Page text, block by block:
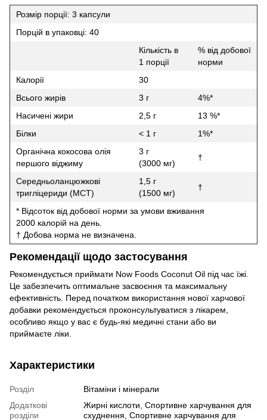
Розмір порції: 3 капсули
Порцій в упаковці: 40
Кількість в
1 порції
% від добової
норми
Калорії
30
Всього жирів
3 г
4%*
Насичені жири
2,5 г
13 %*
Білки
< 1 г
1%*
Органічна кокосова олія
першого віджиму
3 г
(3000 мг)
†
Середньоланцюжкові
тригліцериди (MCT)
1,5 г
(1500 мг)
†
* Відсоток від добової норми за умови вживання
2000 калорій на день.
† Добова норма не визначена.
Рекомендації щодо застосування
Рекомендується приймати Now Foods Coconut Oil під час їжі.
Це забезпечить оптимальне засвоєння та максимальну
ефективність. Перед початком використання нової харчової
добавки рекомендується проконсультуватися з лікарем,
особливо якщо у вас є будь-які медичні стани або ви
приймаєте ліки.
Характеристики
Розділ
Вітаміни і мінерали
Додаткові
розділи
Жирні кислоти, Спортивне харчування для
схуднення, Спортивне харчування для